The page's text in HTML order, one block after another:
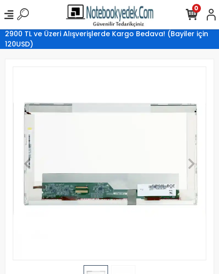
2900 TL ve Üzeri Alışverişlerde Kargo Bedava! (Bayiler için
120USD)
0